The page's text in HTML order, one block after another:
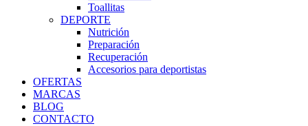
Toallitas
DEPORTE
Nutrición
Preparación
Recuperación
Accesorios para deportistas
OFERTAS
MARCAS
BLOG
CONTACTO